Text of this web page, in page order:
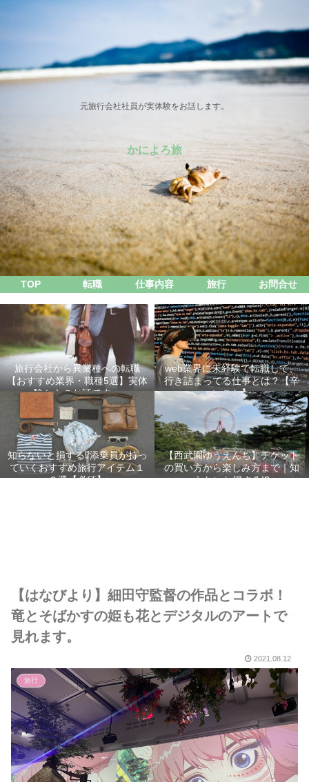
元旅行会社社員が実体験をお話します。
かによろ旅
TOP 転職 仕事内容 旅行 お問合せ
旅行会社から異業種への転職
【おすすめ業界・職種5選】実体
験からのお話です。
web業界に未経験で転職して、
行き詰まってる仕事とは？【辛
いこと】
知らないと損する⁉添乗員が持っ
ていくおすすめ旅行アイテム１
２選【必須】
【西武園ゆうえんち】チケット
の買い方から楽しみ方まで｜知
らないと損する!?
【はなびより】細田守監督の作品とコラボ！
竜とそばかすの姫も花とデジタルのアートで
見れます。
2021.08.12
旅行